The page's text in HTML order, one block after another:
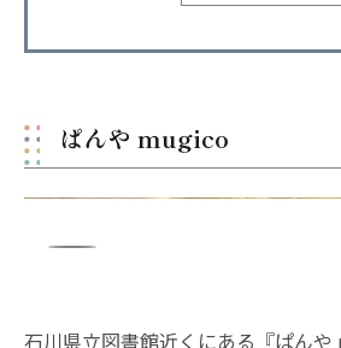
ぱんや mugico
石川県立図書館近くにある『ぱん